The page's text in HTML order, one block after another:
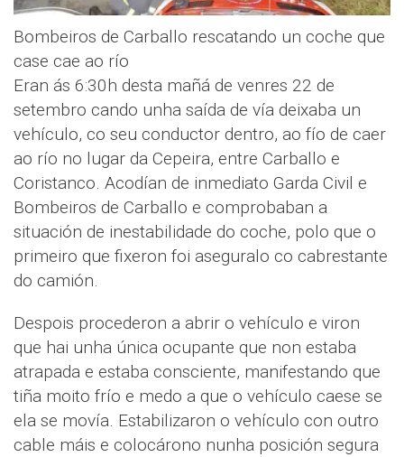
Bombeiros de Carballo rescatando un coche que
case cae ao río
Eran ás 6:30h desta mañá de venres 22 de
setembro cando unha saída de vía deixaba un
vehículo, co seu conductor dentro, ao fío de caer
ao río no lugar da Cepeira, entre Carballo e
Coristanco. Acodían de inmediato Garda Civil e
Bombeiros de Carballo e comprobaban a
situación de inestabilidade do coche, polo que o
primeiro que fixeron foi aseguralo co cabrestante
do camión.
Despois procederon a abrir o vehículo e viron
que hai unha única ocupante que non estaba
atrapada e estaba consciente, manifestando que
tiña moito frío e medo a que o vehículo caese se
ela se movía. Estabilizaron o vehículo con outro
cable máis e colocárono nunha posición segura